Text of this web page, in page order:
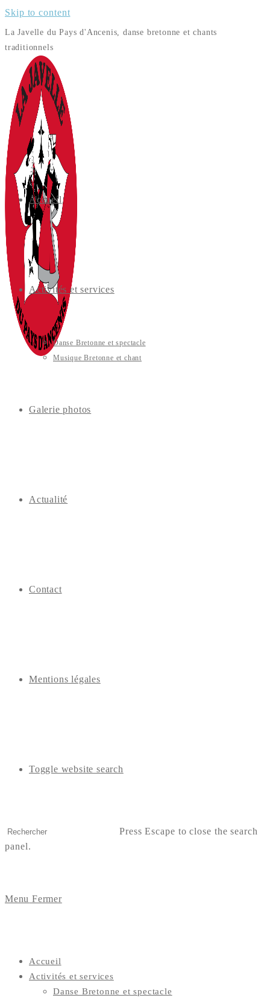
Skip to content
La Javelle du Pays d'Ancenis, danse bretonne et chants
traditionnels
Accueil
Activités et services
Danse Bretonne et spectacle
Musique Bretonne et chant
Galerie photos
Actualité
Contact
Mentions légales
Toggle website search
Press Escape to close the search
panel.
Menu Fermer
Accueil
Activités et services
Danse Bretonne et spectacle